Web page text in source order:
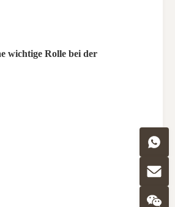
wichtige Rolle bei der